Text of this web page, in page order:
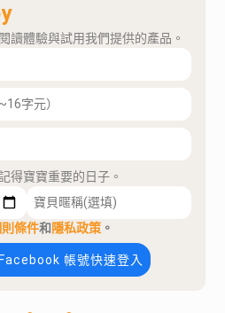
讀體驗與試用我們提供的產品。
得寶寶重要的日子。
條件和隱私政策 。
Facebook 帳號快速登入